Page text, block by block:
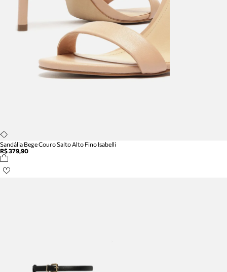
Sandália Bege Couro Salto Alto Fino Isabelli
R$ 379,90